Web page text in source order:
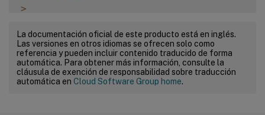
>
La documentación oficial de este producto está en inglés.
Las versiones en otros idiomas se ofrecen solo como
referencia y pueden incluir contenido traducido de forma
automática. Para obtener más información, consulte la
cláusula de exención de responsabilidad sobre traducción
automática en Cloud Software Group home.